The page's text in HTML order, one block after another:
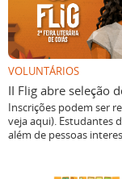
VOLUNTÁRIOS
II Flig abre seleção
Inscrições podem ser
veja aqui). Estudantes
além de pessoas